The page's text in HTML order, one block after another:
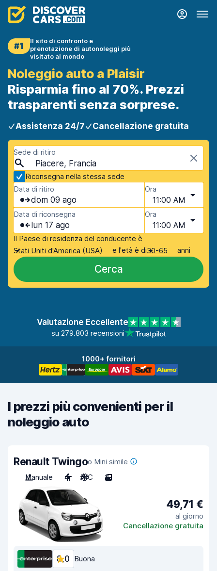
#1
Il sito di confronto e
prenotazione di autonoleggi più
visitato al mondo
Noleggio auto a Plaisir
Risparmia fino al 70%. Prezzi
trasparenti senza sorprese.
Assistenza 24/7 Cancellazione gratuita
Sede di ritiro
Piacere, Francia
Riconsegna nella stessa sede
Data di ritiro
dom 09 ago
Ora
11:00 AM
Data di riconsegna
lun 17 ago
Ora
11:00 AM
Il Paese di residenza del conducente è
Stati Uniti d'America (USA)
e l'età è di30-65 anni
Cerca
Valutazione Eccellente
su 279.803 recensioni
1000+ fornitori
I prezzi più convenienti per il
noleggio auto
Renault Twingoo Mini simile
Manuale
4 A/C 3
49,71 €
al giorno
Cancellazione gratuita
8,0 Buona